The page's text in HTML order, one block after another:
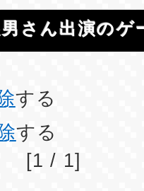
さん出演のゲ
する
する
[1 / 1]